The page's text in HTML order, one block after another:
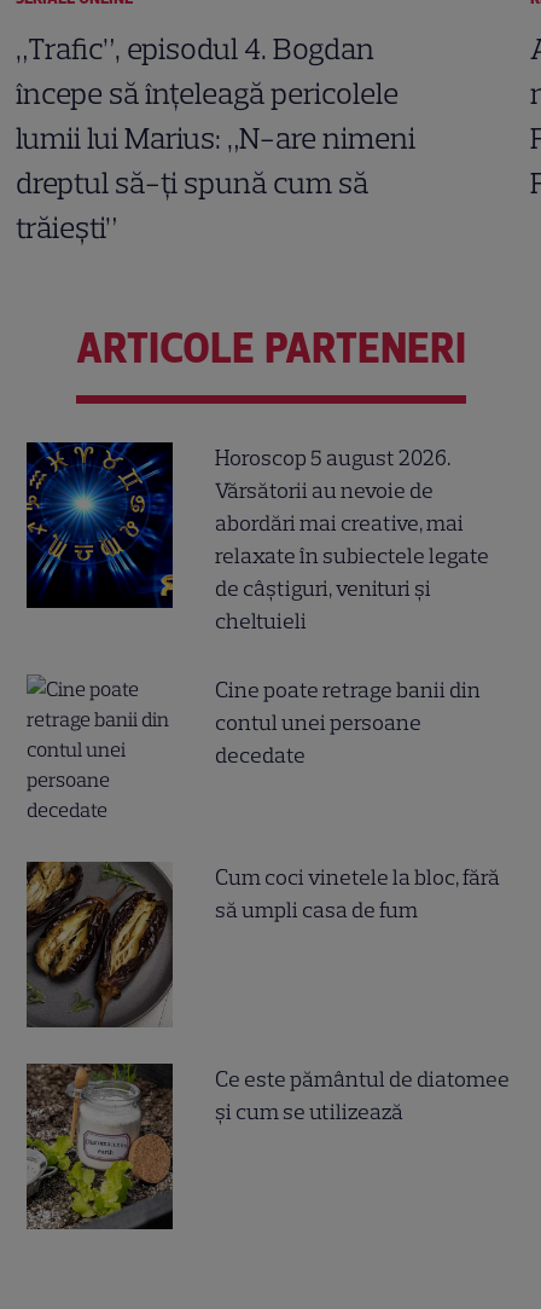
„Trafic”, episodul 4. Bogdan
începe să înțeleagă pericolele
lumii lui Marius: „N-are nimeni
dreptul să-ți spună cum să
trăiești”
ARTICOLE PARTENERI
Horoscop 5 august 2026.
Vărsătorii au nevoie de
abordări mai creative, mai
relaxate în subiectele legate
de câștiguri, venituri și
cheltuieli
Cine poate retrage banii din
contul unei persoane
decedate
Cum coci vinetele la bloc, fără
să umpli casa de fum
Ce este pământul de diatomee
și cum se utilizează